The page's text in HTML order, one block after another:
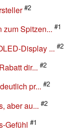
#2
zum Spitzen... #1
Display ... #2
dir... #2
pr... #2
aber au... #2
Gefühl #1